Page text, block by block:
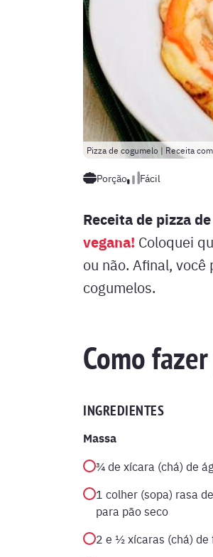
Pizza de cogumelo | Receita
Porção Fácil
Receita de pizza
vegana! Coloquei
ou não. Afinal,
cogumelos.
Como
INGREDIENTES
Massa
¾ de xícara (chá) de
1 colher (sopa) rasa
para pão seco
2 e ½ xícaras (chá)